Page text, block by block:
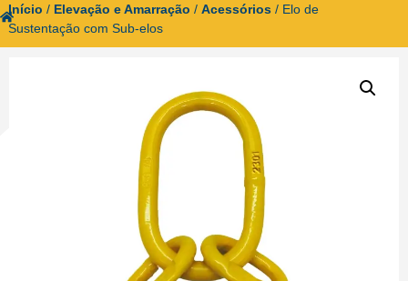
Início / Elevação e Amarração / Acessórios/ Elo de
Sustentação com Sub-elos